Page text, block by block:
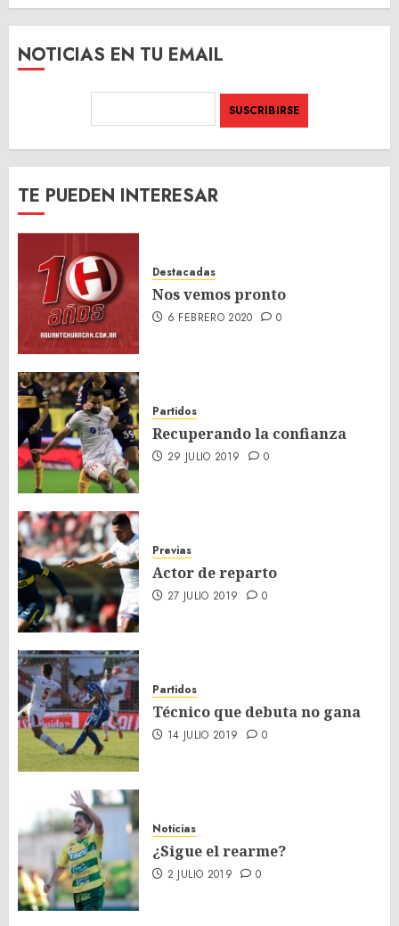
SITIO
NOTICIAS EN TU EMAIL
TE PUEDEN INTERESAR
Destacadas
Nos vemos pronto
6 FEBRERO 2020 0
Partidos
Recuperando la confianza
29 JULIO 2019 0
Previas
Actor de reparto
27 JULIO 2019 0
Partidos
Técnico que debuta no gana
14 JULIO 2019 0
Noticias
¿Sigue el rearme?
2 JULIO 2019 0